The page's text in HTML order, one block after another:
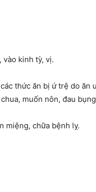
vào kinh tỳ, vị.
thức ăn bị ứ trệ do ăn
muốn nôn, đau
miệng, chữa bệnh lỵ.